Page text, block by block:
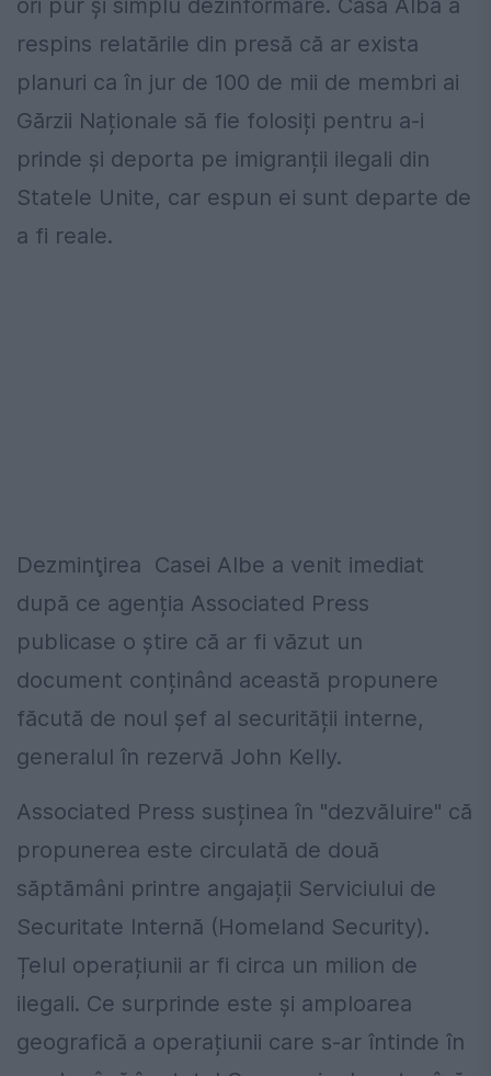
ori pur şi simplu dezinformare. Casa Albă a
respins relatările din presă că ar exista
planuri ca în jur de 100 de mii de membri ai
Gărzii Naționale să fie folosiți pentru a-i
prinde și deporta pe imigranții ilegali din
Statele Unite, car espun ei sunt departe de
a fi reale.
Dezminţirea Casei Albe a venit imediat
după ce agenția Associated Press
publicase o știre că ar fi văzut un
document conținând această propunere
făcută de noul șef al securității interne,
generalul în rezervă John Kelly.
Associated Press susținea în "dezvăluire" că
propunerea este circulată de două
săptămâni printre angajații Serviciului de
Securitate Internă (Homeland Security).
Țelul operațiunii ar fi circa un milion de
ilegali. Ce surprinde este și amploarea
geografică a operațiunii care s-ar întinde în